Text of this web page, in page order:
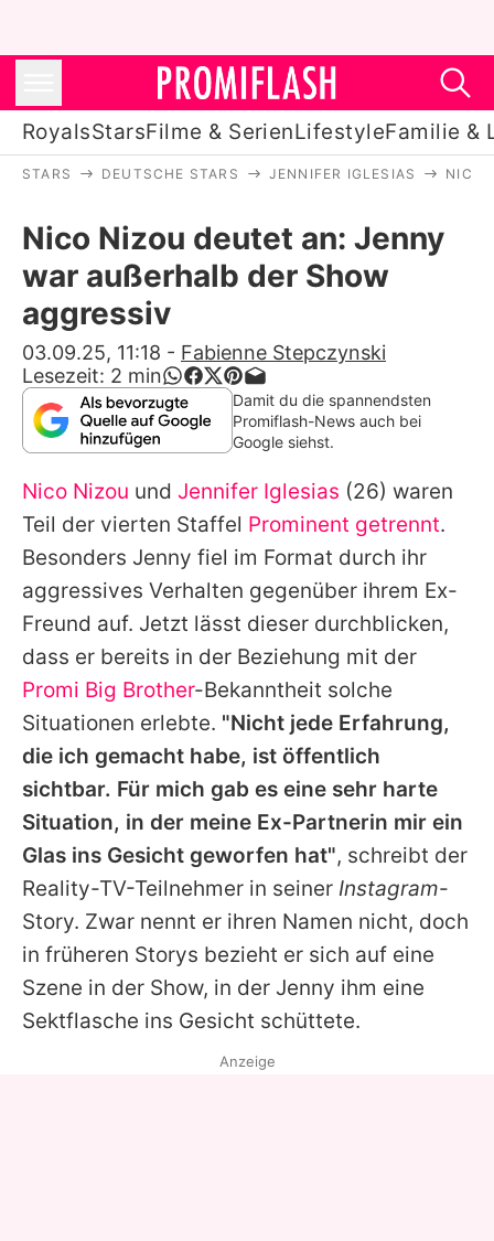
RoyalsStarsFilme & SerienLifestyleFamilie &
Stars
Filme & Serien
Lifestyle
Familie & Liebe
Promiflash Exklusiv
Alle Themen auf Promiflash
Jobs
App runterladen
Team
Redaktionelle Richtlinien
Impressum
Datenschutzerklärung
Utiq verwalten
STARS DEUTSCHE STARS JENNIFER IGLESIAS NICO
Nico Nizou deutet an: Jenny
war außerhalb der Show
aggressiv
03.09.25, 11:18 - Fabienne Stepczynski
Lesezeit: 2 min
Damit du die spannendsten
Promiflash-News auch bei
Google siehst.
Nico Nizou und Jennifer Iglesias (26) waren
Teil der vierten Staffel Prominent getrennt.
Besonders Jenny fiel im Format durch ihr
aggressives Verhalten gegenüber ihrem Ex-
Freund auf. Jetzt lässt dieser durchblicken,
dass er bereits in der Beziehung mit der
Promi Big Brother-Bekanntheit solche
Situationen erlebte. "Nicht jede Erfahrung,
die ich gemacht habe, ist öffentlich
sichtbar. Für mich gab es eine sehr harte
Situation, in der meine Ex-Partnerin mir ein
Glas ins Gesicht geworfen hat", schreibt der
Reality-TV-Teilnehmer in seiner Instagram-
Story. Zwar nennt er ihren Namen nicht, doch
in früheren Storys bezieht er sich auf eine
Szene in der Show, in der Jenny ihm eine
Sektflasche ins Gesicht schüttete.
Anzeige